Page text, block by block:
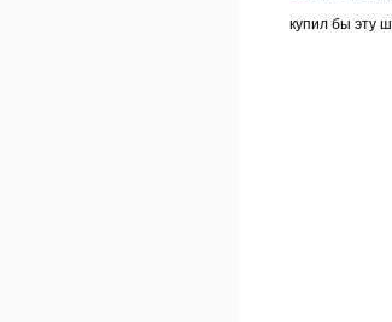
купил бы эту